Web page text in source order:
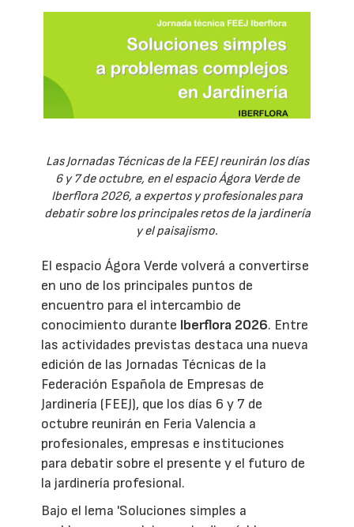
Las Jornadas Técnicas de la FEEJ reunirán los días
6 y 7 de octubre, en el espacio Ágora Verde de
Iberflora 2026, a expertos y profesionales para
debatir sobre los principales retos de la jardinería
y el paisajismo.
El espacio Ágora Verde volverá a convertirse
en uno de los principales puntos de
encuentro para el intercambio de
conocimiento durante Iberflora 2026. Entre
las actividades previstas destaca una nueva
edición de las Jornadas Técnicas de la
Federación Española de Empresas de
Jardinería (FEEJ), que los días 6 y 7 de
octubre reunirán en Feria Valencia a
profesionales, empresas e instituciones
para debatir sobre el presente y el futuro de
la jardinería profesional.
Bajo el lema 'Soluciones simples a